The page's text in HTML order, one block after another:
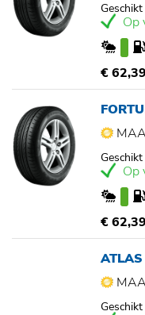
Op
€ 62,39
Op
€ 62,39